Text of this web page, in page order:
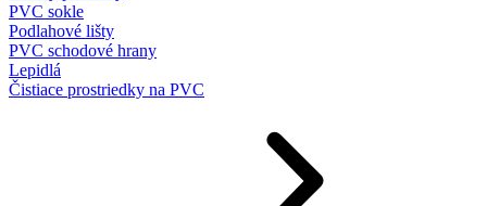
PVC sokle
Podlahové lišty
PVC schodové hrany
Lepidlá
Čistiace prostriedky na PVC